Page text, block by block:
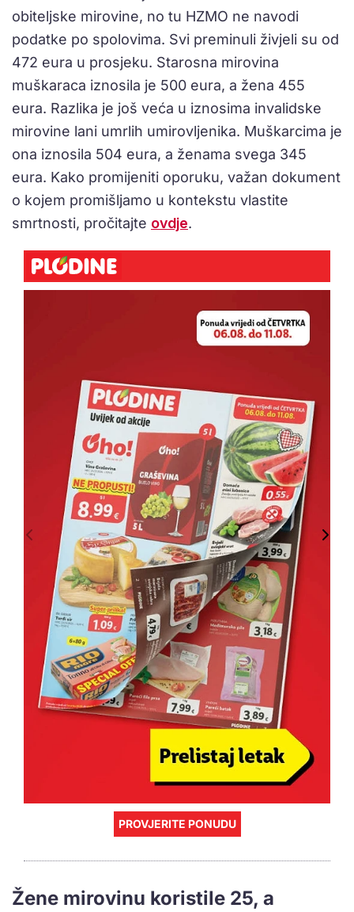
obiteljske mirovine, no tu HZMO ne navodi
podatke po spolovima. Svi preminuli živjeli su od
472 eura u prosjeku. Starosna mirovina
muškaraca iznosila je 500 eura, a žena 455
eura. Razlika je još veća u iznosima invalidske
mirovine lani umrlih umirovljenika. Muškarcima je
ona iznosila 504 eura, a ženama svega 345
eura. Kako promijeniti oporuku, važan dokument
o kojem promišljamo u kontekstu vlastite
smrtnosti, pročitajte ovdje.
PROVJERITE PONUDU
Žene mirovinu koristile 25, a